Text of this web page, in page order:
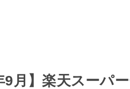
9月】楽天スーパ